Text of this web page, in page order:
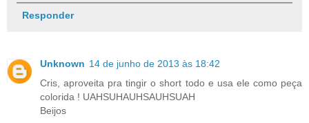
Responder
Unknown 14 de junho de 2013 às 18:42
Cris, aproveita pra tingir o short todo e usa ele como peça
colorida ! UAHSUHAUHSAUHSUAH
Beijos